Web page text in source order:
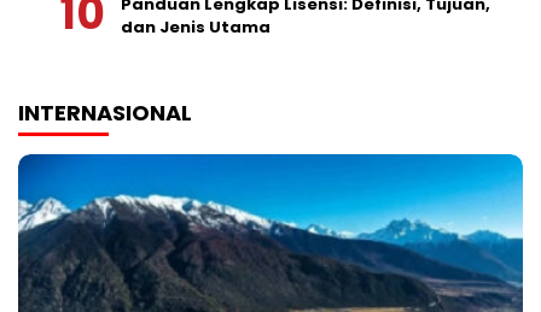
Panduan Lengkap Lisensi: Definisi, Tujuan,
dan Jenis Utama
INTERNASIONAL